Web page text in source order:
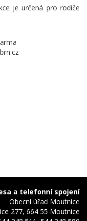
je určená pro rodiče
a telefonní spojení
Obecní úřad Moutnice
277, 664 55 Moutnice